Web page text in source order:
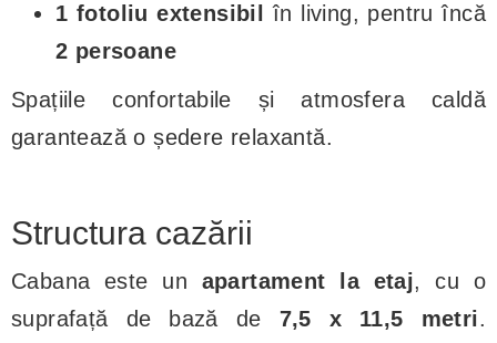
1 fotoliu extensibil
în living, pentru încă
2 persoane
Spațiile confortabile și atmosfera caldă
garantează o ședere relaxantă.
Structura cazării
Cabana este un apartament la etaj, cu o
suprafață de bază de 7,5 x 11,5 metri.